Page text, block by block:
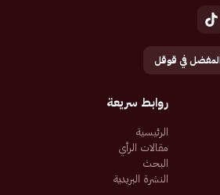
في قوقل
روابط سريعة
الرئيسية
مقالات الرأي
البحث
النشرة البريدية